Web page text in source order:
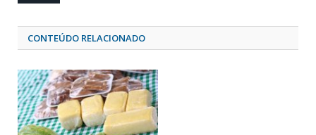
CONTEÚDO RELACIONADO